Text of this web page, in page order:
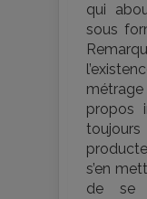
qui
sous
propos
s’en
de se